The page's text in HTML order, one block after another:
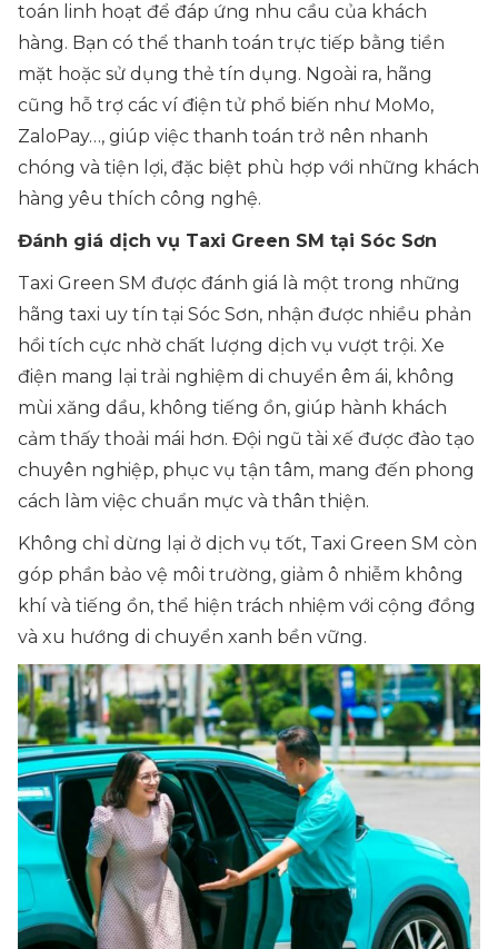
toán linh hoạt để đáp ứng nhu cầu của khách
hàng. Bạn có thể thanh toán trực tiếp bằng tiền
mặt hoặc sử dụng thẻ tín dụng. Ngoài ra, hãng
cũng hỗ trợ các ví điện tử phổ biến như MoMo,
ZaloPay…, giúp việc thanh toán trở nên nhanh
chóng và tiện lợi, đặc biệt phù hợp với những khách
hàng yêu thích công nghệ.
Đánh giá dịch vụ Taxi Green SM tại Sóc Sơn
Taxi Green SM được đánh giá là một trong những
hãng taxi uy tín tại Sóc Sơn, nhận được nhiều phản
hồi tích cực nhờ chất lượng dịch vụ vượt trội. Xe
điện mang lại trải nghiệm di chuyển êm ái, không
mùi xăng dầu, không tiếng ồn, giúp hành khách
cảm thấy thoải mái hơn. Đội ngũ tài xế được đào tạo
chuyên nghiệp, phục vụ tận tâm, mang đến phong
cách làm việc chuẩn mực và thân thiện.
Không chỉ dừng lại ở dịch vụ tốt, Taxi Green SM còn
góp phần bảo vệ môi trường, giảm ô nhiễm không
khí và tiếng ồn, thể hiện trách nhiệm với cộng đồng
và xu hướng di chuyển xanh bền vững.